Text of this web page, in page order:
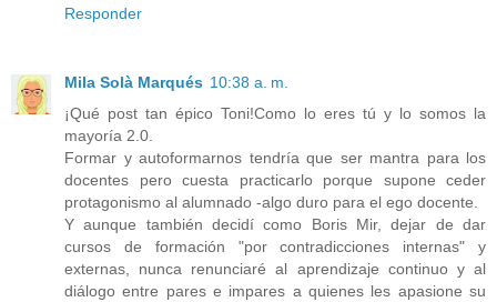
Responder
Mila Solà Marqués 10:38 a. m.
¡Qué post tan épico Toni!Como lo eres tú y lo somos la
mayoría 2.0.
Formar y autoformarnos tendría que ser mantra para los
docentes pero cuesta practicarlo porque supone ceder
protagonismo al alumnado -algo duro para el ego docente.
Y aunque también decidí como Boris Mir, dejar de dar
cursos de formación "por contradicciones internas" y
externas, nunca renunciaré al aprendizaje continuo y al
diálogo entre pares e impares a quienes les apasione su